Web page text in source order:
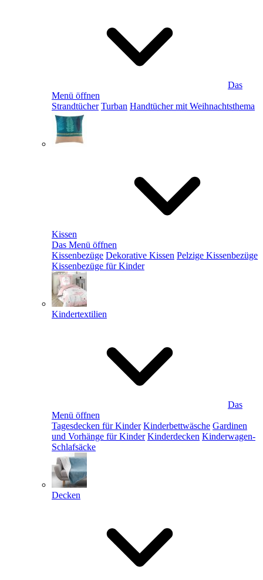
Das
Menü öffnen
Strandtücher Turban Handtücher mit Weihnachtsthema
Kissen
Das Menü öffnen
Kissenbezüge Dekorative Kissen Pelzige Kissenbezüge
Kissenbezüge für Kinder
Kindertextilien
Das
Menü öffnen
Tagesdecken für Kinder Kinderbettwäsche Gardinen
und Vorhänge für Kinder Kinderdecken Kinderwagen-
Schlafsäcke
Decken